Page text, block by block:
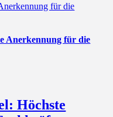
für die
Anerkennung für die
Höchste